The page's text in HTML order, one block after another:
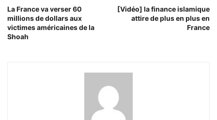
La France va verser 60
millions de dollars aux
victimes américaines de la
Shoah
[Vidéo] la finance islamique
attire de plus en plus en
France